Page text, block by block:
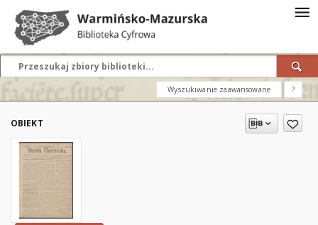
Wyszukiwanie zaawansowane ?
OBIEKT